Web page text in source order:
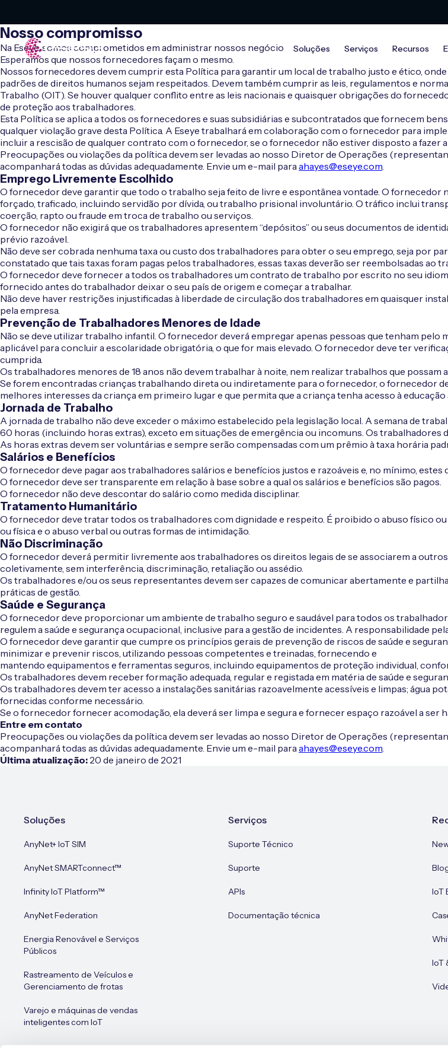
Soluções Serviços Recursos
Nosso compromisso
Na Eseye, somos comprometidos em administrar nossos negócios de forma responsável. Nós nos
Esperamos que nossos fornecedores façam o mesmo.
Nossos fornecedores devem cumprir esta Política para garantir um local de trabalho justo e ético,
padrões de direitos humanos sejam respeitados. Devem também cumprir as leis, regulamentos e
Trabalho (OIT). Se houver qualquer conflito entre as leis nacionais e quaisquer obrigações do
de proteção aos trabalhadores.
Esta Política se aplica a todos os fornecedores e suas subsidiárias e subcontratados que fornecem
qualquer violação grave desta Política. A Eseye trabalhará em colaboração com o fornecedor para
incluir a rescisão de qualquer contrato com o fornecedor, se o fornecedor não estiver disposto a fazer
Preocupações ou violações da política devem ser levadas ao nosso Diretor de Operações
acompanhará todas as dúvidas adequadamente. Envie um e-mail paraahayes@eseye.com.
Emprego Livremente Escolhido
O fornecedor deve garantir que todo o trabalho seja feito de livre e espontânea vontade. O
forçado, traficado, incluindo servidão por dívida, ou trabalho prisional involuntário. O tráfico inclui
coerção, rapto ou fraude em troca de trabalho ou serviços.
O fornecedor não exigirá que os trabalhadores apresentem “depósitos” ou seus documentos de
prévio razoável.
Não deve ser cobrada nenhuma taxa ou custo dos trabalhadores para obter o seu emprego, seja por
constatado que tais taxas foram pagas pelos trabalhadores, essas taxas deverão ser reembolsadas ao
O fornecedor deve fornecer a todos os trabalhadores um contrato de trabalho por escrito no seu
fornecido antes do trabalhador deixar o seu país de origem e começar a trabalhar.
Não deve haver restrições injustificadas à liberdade de circulação dos trabalhadores em quaisquer
pela empresa.
Prevenção de Trabalhadores Menores de Idade
Não se deve utilizar trabalho infantil. O fornecedor deverá empregar apenas pessoas que tenham pelo
aplicável para concluir a escolaridade obrigatória, o que for mais elevado. O fornecedor deve ter
cumprida.
Os trabalhadores menores de 18 anos não devem trabalhar à noite, nem realizar trabalhos que possam
Se forem encontradas crianças trabalhando direta ou indiretamente para o fornecedor, o fornecedor
melhores interesses da criança em primeiro lugar e que permita que a criança tenha acesso à educação
Jornada de Trabalho
A jornada de trabalho não deve exceder o máximo estabelecido pela legislação local. A semana de
60 horas (incluindo horas extras), exceto em situações de emergência ou incomuns. Os trabalhadores
As horas extras devem ser voluntárias e sempre serão compensadas com um prêmio à taxa horária
Salários e Benefícios
O fornecedor deve pagar aos trabalhadores salários e benefícios justos e razoáveis e, no mínimo,
O fornecedor deve ser transparente em relação à base sobre a qual os salários e benefícios são pagos.
O fornecedor não deve descontar do salário como medida disciplinar.
Tratamento Humanitário
O fornecedor deve tratar todos os trabalhadores com dignidade e respeito. É proibido o abuso físico
ou física e o abuso verbal ou outras formas de intimidação.
Não Discriminação
O fornecedor deverá permitir livremente aos trabalhadores os direitos legais de se associarem a
coletivamente, sem interferência, discriminação, retaliação ou assédio.
Os trabalhadores e/ou os seus representantes devem ser capazes de comunicar abertamente e
práticas de gestão.
Saúde e Segurança
O fornecedor deve proporcionar um ambiente de trabalho seguro e saudável para todos os
regulem a saúde e segurança ocupacional, inclusive para a gestão de incidentes. A responsabilidade
O fornecedor deve garantir que cumpre os princípios gerais de prevenção de riscos de saúde e
minimizar e prevenir riscos, utilizando pessoas competentes e treinadas, fornecendo e
mantendo equipamentos e ferramentas seguros, incluindo equipamentos de proteção individual,
Os trabalhadores devem receber formação adequada, regular e registada em matéria de saúde e
Os trabalhadores devem ter acesso a instalações sanitárias razoavelmente acessíveis e limpas; água
fornecidas conforme necessário.
Se o fornecedor fornecer acomodação, ela deverá ser limpa e segura e fornecer espaço razoável a ser
Entre em contato
Preocupações ou violações da política devem ser levadas ao nosso Diretor de Operações
acompanhará todas as dúvidas adequadamente. Envie um e-mail paraahayes@eseye.com.
Última atualização: 20 de janeiro de 2021
Soluções
AnyNet+ IoT SIM
AnyNet SMARTconnect™
Infinity IoT Platform™
AnyNet Federation
Energia Renovável e Serviços
Públicos
Rastreamento de Veículos e
Gerenciamento de frotas
Varejo e máquinas de vendas
inteligentes com IoT
Serviços
Suporte Técnico
Suporte
APIs
Documentação técnica
IoT
IoT